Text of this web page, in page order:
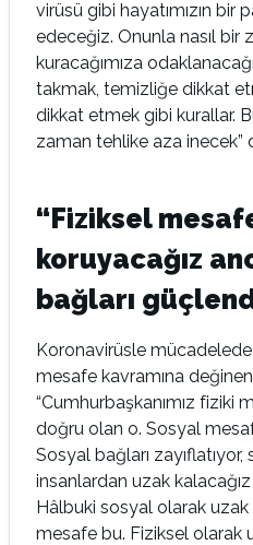
virüsü gibi hayatımızın bir
edeceğiz. Onunla nasıl bir
kuracağımıza
takmak, temizliğe dikkat
dikkat etmek gibi kurallar.
zaman tehlike aza inecek”
“Fiziksel
koruyacağız
bağları
Koronavirüsle mücadelede
mesafe kavramına
“Cumhurbaşkanımız fiziki
doğru olan o. Sosyal
Sosyal bağları
insanlardan uzak kalacağız
Hâlbuki sosyal olarak
mesafe bu. Fiziksel olarak